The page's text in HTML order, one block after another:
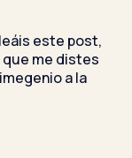
este post,
me distes
a la